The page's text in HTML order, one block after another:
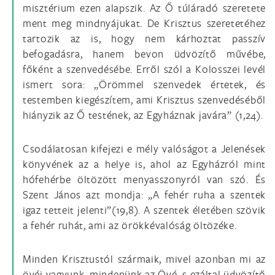
misztérium ezen alapszik. Az Ő túláradó szeretete
ment meg mindnyájukat. De Krisztus szeretetéhez
tartozik az is, hogy nem kárhoztat passzív
befogadásra, hanem bevon üdvözítő művébe,
főként a szenvedésébe. Erről szól a Kolosszei levél
ismert sora: „Örömmel szenvedek értetek, és
testemben kiegészítem, ami Krisztus szenvedéséből
hiányzik az Ő testének, az Egyháznak javára” (1,24).
Csodálatosan kifejezi e mély valóságot a Jelenések
könyvének az a helye is, ahol az Egyházról mint
hófehérbe öltözött menyasszonyról van szó. És
Szent János azt mondja: „A fehér ruha a szentek
igaz tetteit jelenti”(19,8). A szentek életében szövik
a fehér ruhát, ami az örökkévalóság öltözéke.
Minden Krisztustól szármaik, mivel azonban mi az